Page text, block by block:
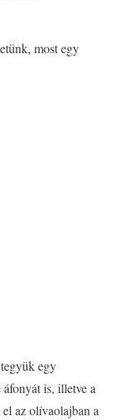
most egy
egy
is, illetve a
az olívaolajban a